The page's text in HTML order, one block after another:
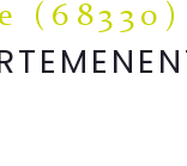
(68330)